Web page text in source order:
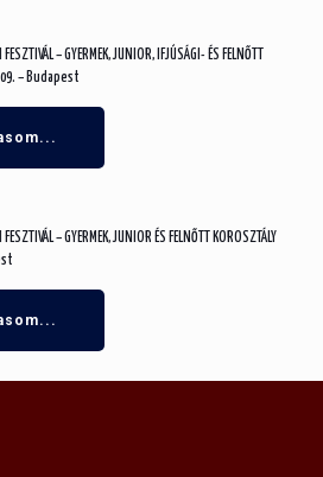
– GYERMEK, JUNIOR, IFJÚSÁGI- ÉS FELNŐTT
09. – Budapest
– GYERMEK, JUNIOR ÉS FELNŐTT KOROSZTÁLY